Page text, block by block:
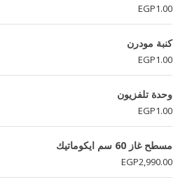
تم التقييم
5.00
من 5
EGP1.00
كنبة مودرن
EGP1.00
وحدة تلفزيون
EGP1.00
مسطح غاز 60 سم ايكوماتيك
EGP2,990.00